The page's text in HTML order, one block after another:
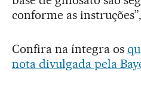
conforme as
Confira na íntegra os
nota divulgada pela